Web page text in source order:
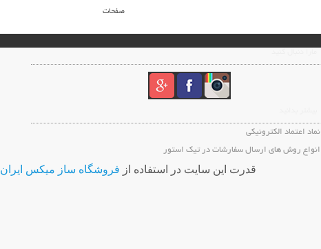
صفحات
نماد اعتماد الکترونیکی
انواع روش های ارسال سفارشات در تیک استور
قدرت اين سايت در استفاده از فروشگاه ساز ميکس ايران